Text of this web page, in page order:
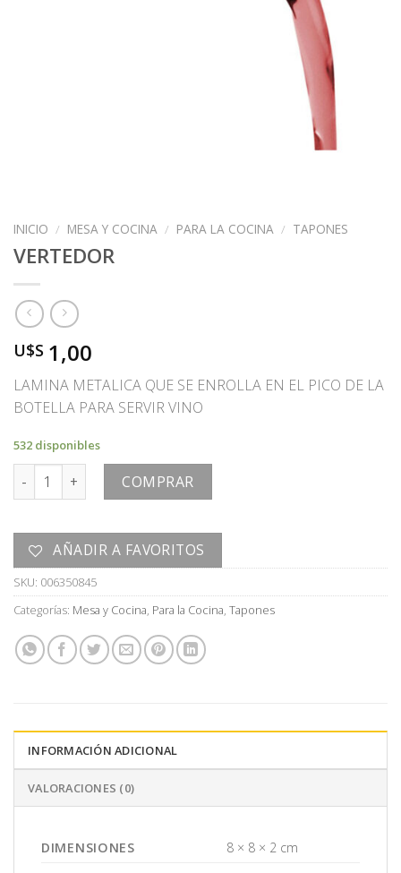
INICIO / MESA Y COCINA / PARA LA COCINA / TAPONES
VERTEDOR
U$S 1,00
LAMINA METALICA QUE SE ENROLLA EN EL PICO DE LA
BOTELLA PARA SERVIR VINO
532 disponibles
VERTEDOR cantidadCOMPRAR
AÑADIR A FAVORITOS
SKU: 006350845
Categorías: Mesa y Cocina, Para la Cocina, Tapones
INFORMACIÓN ADICIONAL
VALORACIONES (0)
DIMENSIONES 8 × 8 × 2 cm